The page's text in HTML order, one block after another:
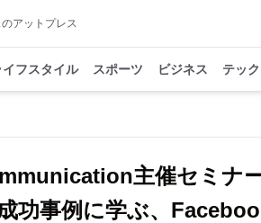
アットプレス
イフスタイル スポーツ ビジネス テック
主催セミナ
成功事例に学ぶ、